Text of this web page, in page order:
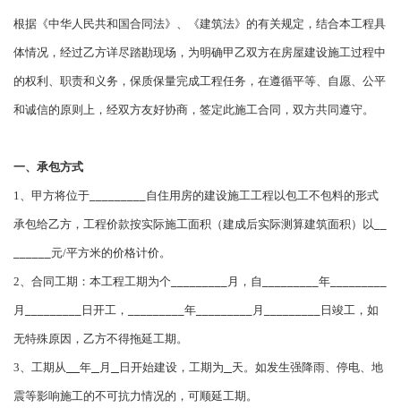
根据《中华人民共和国合同法》、《建筑法》的有关规定，结合本工程具
体情况，经过乙方详尽踏勘现场，为明确甲乙双方在房屋建设施工过程中
的权利、职责和义务， 保质保量完成工程任务，在遵循平等、自愿、公平
和诚信的原则上，经双方友好协商，签定此施工合同，双方共同遵守。
一、承包方式
1、甲方将位于 自住用房的建设施工工程以包工不包料的形式
承包给乙方，工程价款按实际施工面积（建成后实际测算建筑面积）以
元/平方米的价格计价。
2、合同工期：本工程工期为个 月，自 年
月 日开工， 年 月 日竣工，如
无特殊原因，乙方不得拖延工期。
3、工期从 年 月 日开始建设，工期为 天。如发生强降雨、停电、地
震等影响施工的不可抗力情况的，可顺延工期。